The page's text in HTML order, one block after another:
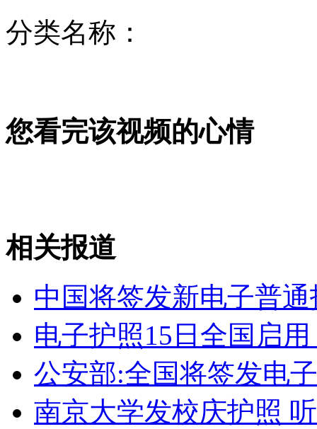
走！跟着总书记去植树
消防员救轻生者 花炮节热闹非凡 减压"枕头大战"
分类名称：
您看完该视频的心情
相关报道
中国将签发新电子普
电子护照15日全国启
公安部:全国将签发电
南京大学发校庆护照